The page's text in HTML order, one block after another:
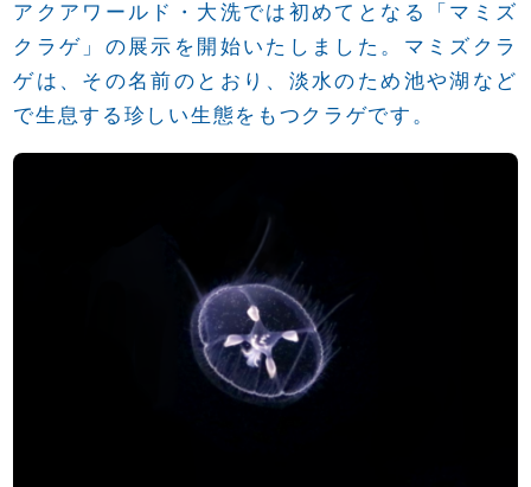
tt
er
c
e
b
e
ail
アクアワールド・大洗では初めてとなる「マミズ
クラゲ」の展示を開始いたしました。マミズクラ
ゲは、その名前のとおり、淡水のため池や湖など
で生息する珍しい生態をもつクラゲです。